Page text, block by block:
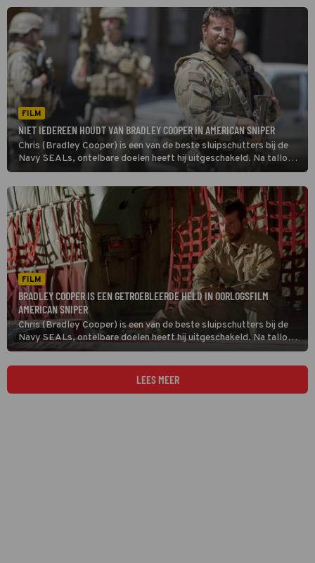
FILM
NIET IEDEREEN HOUDT VAN BRADLEY COOPER IN AMERICAN SNIPER
Chris (Bradley Cooper) is een van de beste sluipschutters bij de
Navy SEALs, ontelbare doelen heeft hij uitgeschakeld. Na talloze
missies mag hij in American Sniper eindelijk naar huis om even
rustig bij te komen.
FILM
BRADLEY COOPER IS EEN GETROEBLEERDE HELD IN OORLOGSFILM
AMERICAN SNIPER
Chris (Bradley Cooper) is een van de beste sluipschutters bij de
Navy SEALs, ontelbare doelen heeft hij uitgeschakeld. Na talloze
missies mag hij in American Sniper eindelijk naar huis om even
rustig bij te komen.
LEES MEER